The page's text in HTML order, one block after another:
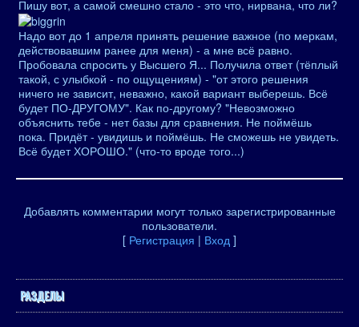
Пишу вот, а самой смешно стало - это что, нирвана, что ли?
Надо вот до 1 апреля принять решение важное (по меркам,
действовавшим ранее для меня) - а мне всё равно.
Пробовала спросить у Высшего Я... Получила ответ (тёплый
такой, с улыбкой - по ощущениям) - "от этого решения
ничего не зависит, неважно, какой вариант выберешь. Всё
будет ПО-ДРУГОМУ". Как по-другому? "Невозможно
объяснить тебе - нет базы для сравнения. Не поймёшь
пока. Придёт - увидишь и поймёшь. Не сможешь не увидеть.
Всё будет ХОРОШО." (что-то вроде того...)
Добавлять комментарии могут только зарегистрированные
пользователи.
[ Регистрация | Вход ]
РАЗДЕЛЫ